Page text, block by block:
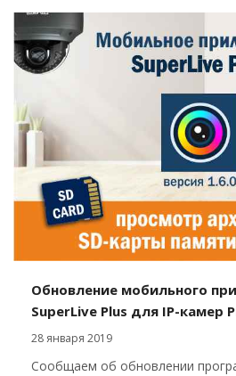
Обновление мобильного
SuperLive Plus для IP-камер
28 января 2019
Сообщаем об обновлении